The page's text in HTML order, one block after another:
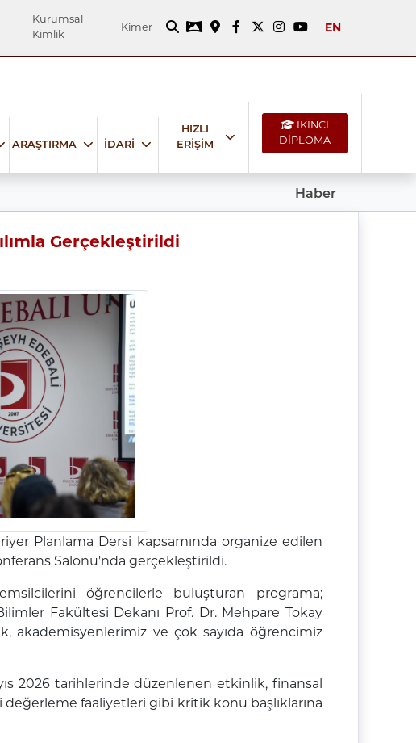
Kurumsal
Kimlik
Kimer EN
ARAŞTIRMA İDARİ
HIZLI
ERİŞİM
İKİNCİ
DİPLOMA
Haber
Gerçekleştirildi
Planlama Dersi kapsamında organize edilen
Salonu'nda gerçekleştirildi.
öğrencilerle buluşturan programa;
Fakültesi Dekanı Prof. Dr. Mehpare Tokay
akademisyenlerimiz ve çok sayıda öğrencimiz
2026 tarihlerinde düzenlenen etkinlik, finansal
faaliyetleri gibi kritik konu başlıklarına